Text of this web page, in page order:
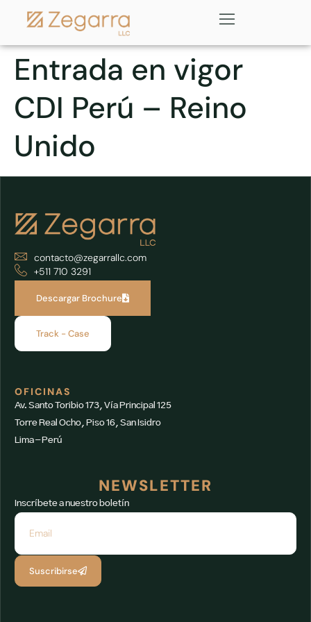
Entrada en vigor
CDI Perú – Reino
Unido
contacto@zegarrallc.com
+511 710 3291
Descargar Brochure
Track - Case
OFICINAS
Av. Santo Toribio 173, Vía Principal 125
Torre Real Ocho, Piso 16, San Isidro
Lima – Perú
NEWSLETTER
Inscríbete a nuestro boletín
Suscribirse